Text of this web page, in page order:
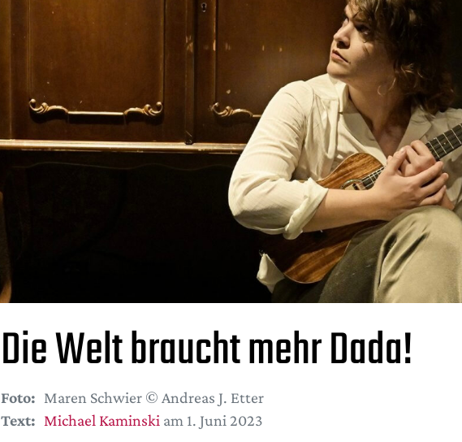
Die Welt braucht mehr Dada!
Foto: Maren Schwier © Andreas J. Etter
Text: Michael Kaminskiam 1. Juni 2023